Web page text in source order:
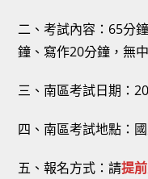
二、考試內容：65分
鐘、寫作20分鐘，無
三、南區考試日期：
四、南區考試地點：
五、報名方式：請提前